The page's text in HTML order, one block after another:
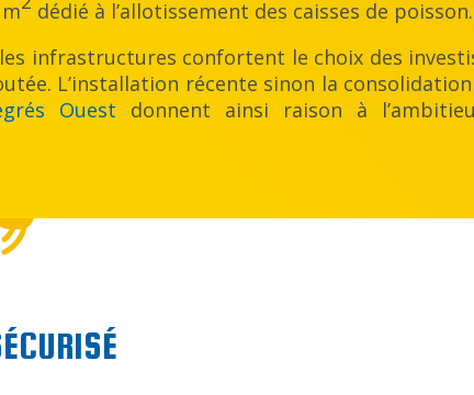
dédié à l’allotissement des caisses de poisson.
infrastructures confortent le choix des
L’installation récente sinon la
Ouest donnent ainsi raison à